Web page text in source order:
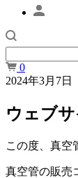
0
2024年3月7日
ウェブ
この度、真空
真空管の販売